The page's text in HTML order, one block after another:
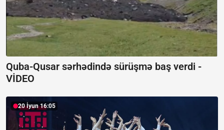
Quba-Qusar sərhədində sürüşmə baş verdi -
VİDEO
20 İyun 16:05